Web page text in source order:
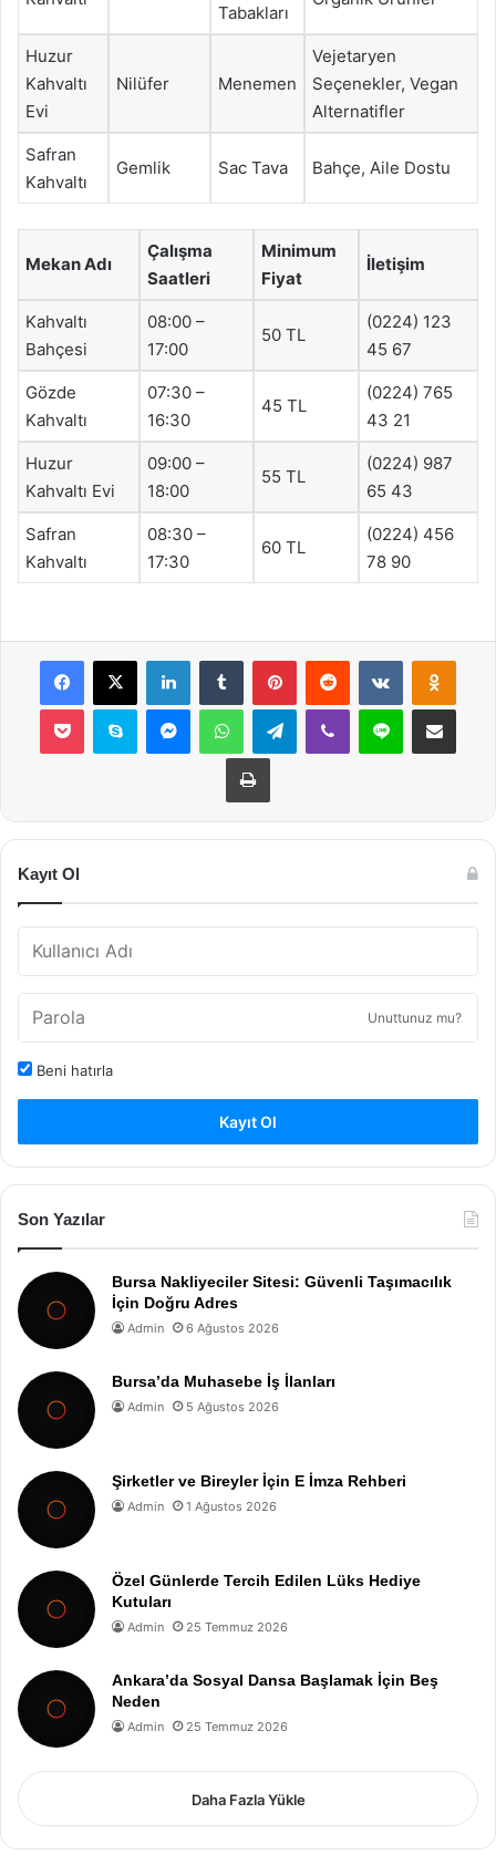
Tabakları
Huzur
Kahvaltı
Evi
Nilüfer Menemen
Vejetaryen
Seçenekler, Vegan
Alternatifler
Safran
Kahvaltı
Gemlik Sac Tava Bahçe, Aile Dostu
Mekan Adı
Çalışma
Saatleri
Minimum
Fiyat
İletişim
Kahvaltı
Bahçesi
08:00 –
17:00
50 TL
(0224) 123
45 67
Gözde
Kahvaltı
07:30 –
16:30
45 TL
(0224) 765
43 21
Huzur
Kahvaltı Evi
09:00 –
18:00
55 TL
(0224) 987
65 43
Safran
Kahvaltı
08:30 –
17:30
60 TL
(0224) 456
78 90
Facebook
X LinkedInTumblr PinterestReddit VKontakte
Pocket Skype MessengerWhatsAppTelegramViber Line E-Posta ile
Yazdır
Kayıt Ol
Unuttunuz mu?
Beni hatırla
Kayıt Ol
Son Yazılar
Bursa Nakliyeciler Sitesi: Güvenli Taşımacılık
İçin Doğru Adres
Admin 6 Ağustos 2026
Bursa’da Muhasebe İş İlanları
Admin 5 Ağustos 2026
Şirketler ve Bireyler İçin E İmza Rehberi
Admin 1 Ağustos 2026
Özel Günlerde Tercih Edilen Lüks Hediye
Kutuları
Admin 25 Temmuz 2026
Ankara’da Sosyal Dansa Başlamak İçin Beş
Neden
Admin 25 Temmuz 2026
Daha Fazla Yükle